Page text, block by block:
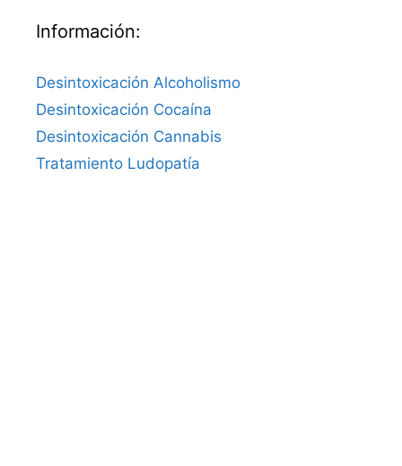
Información:
Desintoxicación Alcoholismo
Desintoxicación Cocaína
Desintoxicación Cannabis
Tratamiento Ludopatía